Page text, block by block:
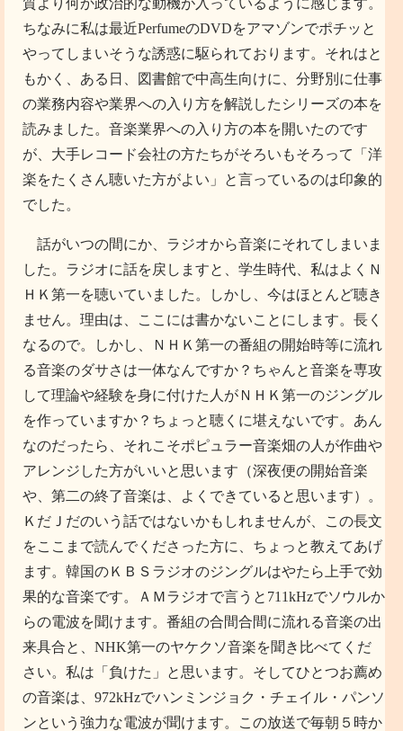
質より何か政治的な動機が入っているように感じます。
ちなみに私は最近PerfumeのDVDをアマゾンでポチッと
やってしまいそうな誘惑に駆られております。それはと
もかく、ある日、図書館で中高生向けに、分野別に仕事
の業務内容や業界への入り方を解説したシリーズの本を
読みました。音楽業界への入り方の本を開いたのです
が、大手レコード会社の方たちがそろいもそろって「洋
楽をたくさん聴いた方がよい」と言っているのは印象的
でした。
話がいつの間にか、ラジオから音楽にそれてしまいま
した。ラジオに話を戻しますと、学生時代、私はよくＮ
ＨＫ第一を聴いていました。しかし、今はほとんど聴き
ません。理由は、ここには書かないことにします。長く
なるので。しかし、ＮＨＫ第一の番組の開始時等に流れ
る音楽のダサさは一体なんですか？ちゃんと音楽を専攻
して理論や経験を身に付けた人がＮＨＫ第一のジングル
を作っていますか？ちょっと聴くに堪えないです。あん
なのだったら、それこそポピュラー音楽畑の人が作曲や
アレンジした方がいいと思います（深夜便の開始音楽
や、第二の終了音楽は、よくできていると思います）。
ＫだＪだのいう話ではないかもしれませんが、この長文
をここまで読んでくださった方に、ちょっと教えてあげ
ます。韓国のＫＢＳラジオのジングルはやたら上手で効
果的な音楽です。ＡＭラジオで言うと711kHzでソウルか
らの電波を聞けます。番組の合間合間に流れる音楽の出
来具合と、NHK第一のヤケクソ音楽を聞き比べてくだ
さい。私は「負けた」と思います。そしてひとつお薦め
の音楽は、972kHzでハンミンジョク・チェイル・パンソ
ンという強力な電波が聞けます。この放送で毎朝５時か